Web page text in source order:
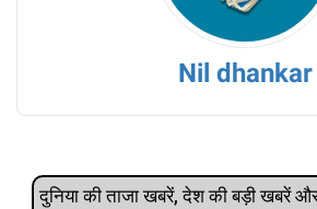
Nil dhankar
दुनिया की ताजा खबरें, देश की बड़ी खबरें